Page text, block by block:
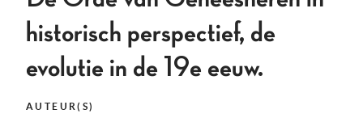
historisch perspectief, de
evolutie in de 19e eeuw.
AUTEUR(S)